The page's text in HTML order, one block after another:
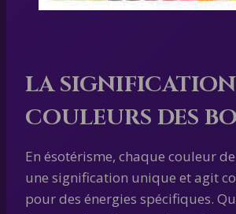
LA SIGNIFICATION
COULEURS DES
En ésotérisme, chaque couleur
une signification unique et agit
pour des énergies spécifiques.